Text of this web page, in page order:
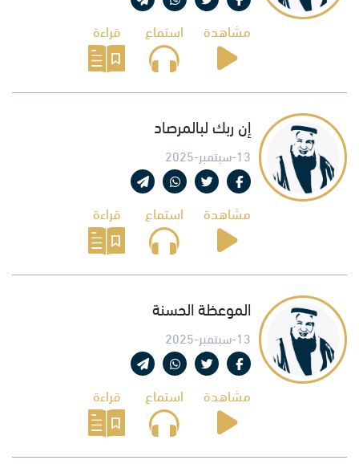
مشاهدة استماع قراءة
إن ربك لبالمرصاد
13-سبتمبر-2025
مشاهدة استماع قراءة
الموعظة الحسنة
13-سبتمبر-2025
مشاهدة استماع قراءة